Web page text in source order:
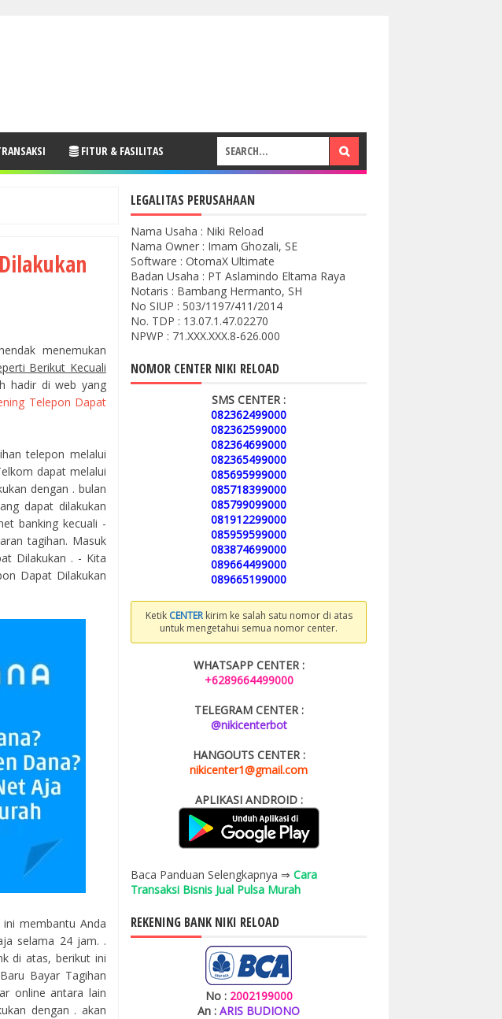
FITUR & FASILITAS
menemukan
Berikut Kecuali
hadir di web yang
Telepon Dapat
telepon melalui
dapat melalui
dengan . bulan
dapat dilakukan
banking kecuali -
tagihan. Masuk
Dilakukan . - Kita
Dapat Dilakukan
membantu Anda
selama 24 jam. .
di atas, berikut ini
Bayar Tagihan
online antara lain
dengan . akan
LEGALITAS PERUSAHAAN
Nama Usaha : Niki Reload
Nama Owner : Imam Ghozali, SE
Software : OtomaX Ultimate
Badan Usaha : PT Aslamindo Eltama Raya
Notaris : Bambang Hermanto, SH
No SIUP : 503/1197/411/2014
No. TDP : 13.07.1.47.02270
NPWP : 71.XXX.XXX.8-626.000
NOMOR CENTER NIKI RELOAD
SMS CENTER :
082362499000
082362599000
082364699000
082365499000
085695999000
085718399000
085799099000
081912299000
085959599000
083874699000
089664499000
089665199000
Ketik CENTERkirim ke salah satu nomor di atas
untuk mengetahui semua nomor center.
WHATSAPP CENTER :
+6289664499000
TELEGRAM CENTER :
@nikicenterbot
HANGOUTS CENTER :
nikicenter1@gmail.com
APLIKASI ANDROID :
Baca Panduan Selengkapnya ⇒ Cara
Transaksi Bisnis Jual Pulsa Murah
REKENING BANK NIKI RELOAD
No : 2002199000
An : ARIS BUDIONO